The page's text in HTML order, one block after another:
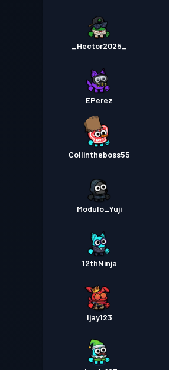
_Hector2025_
EPerez
Collintheboss55
Modulo_Yuji
12thNinja
Ijay123